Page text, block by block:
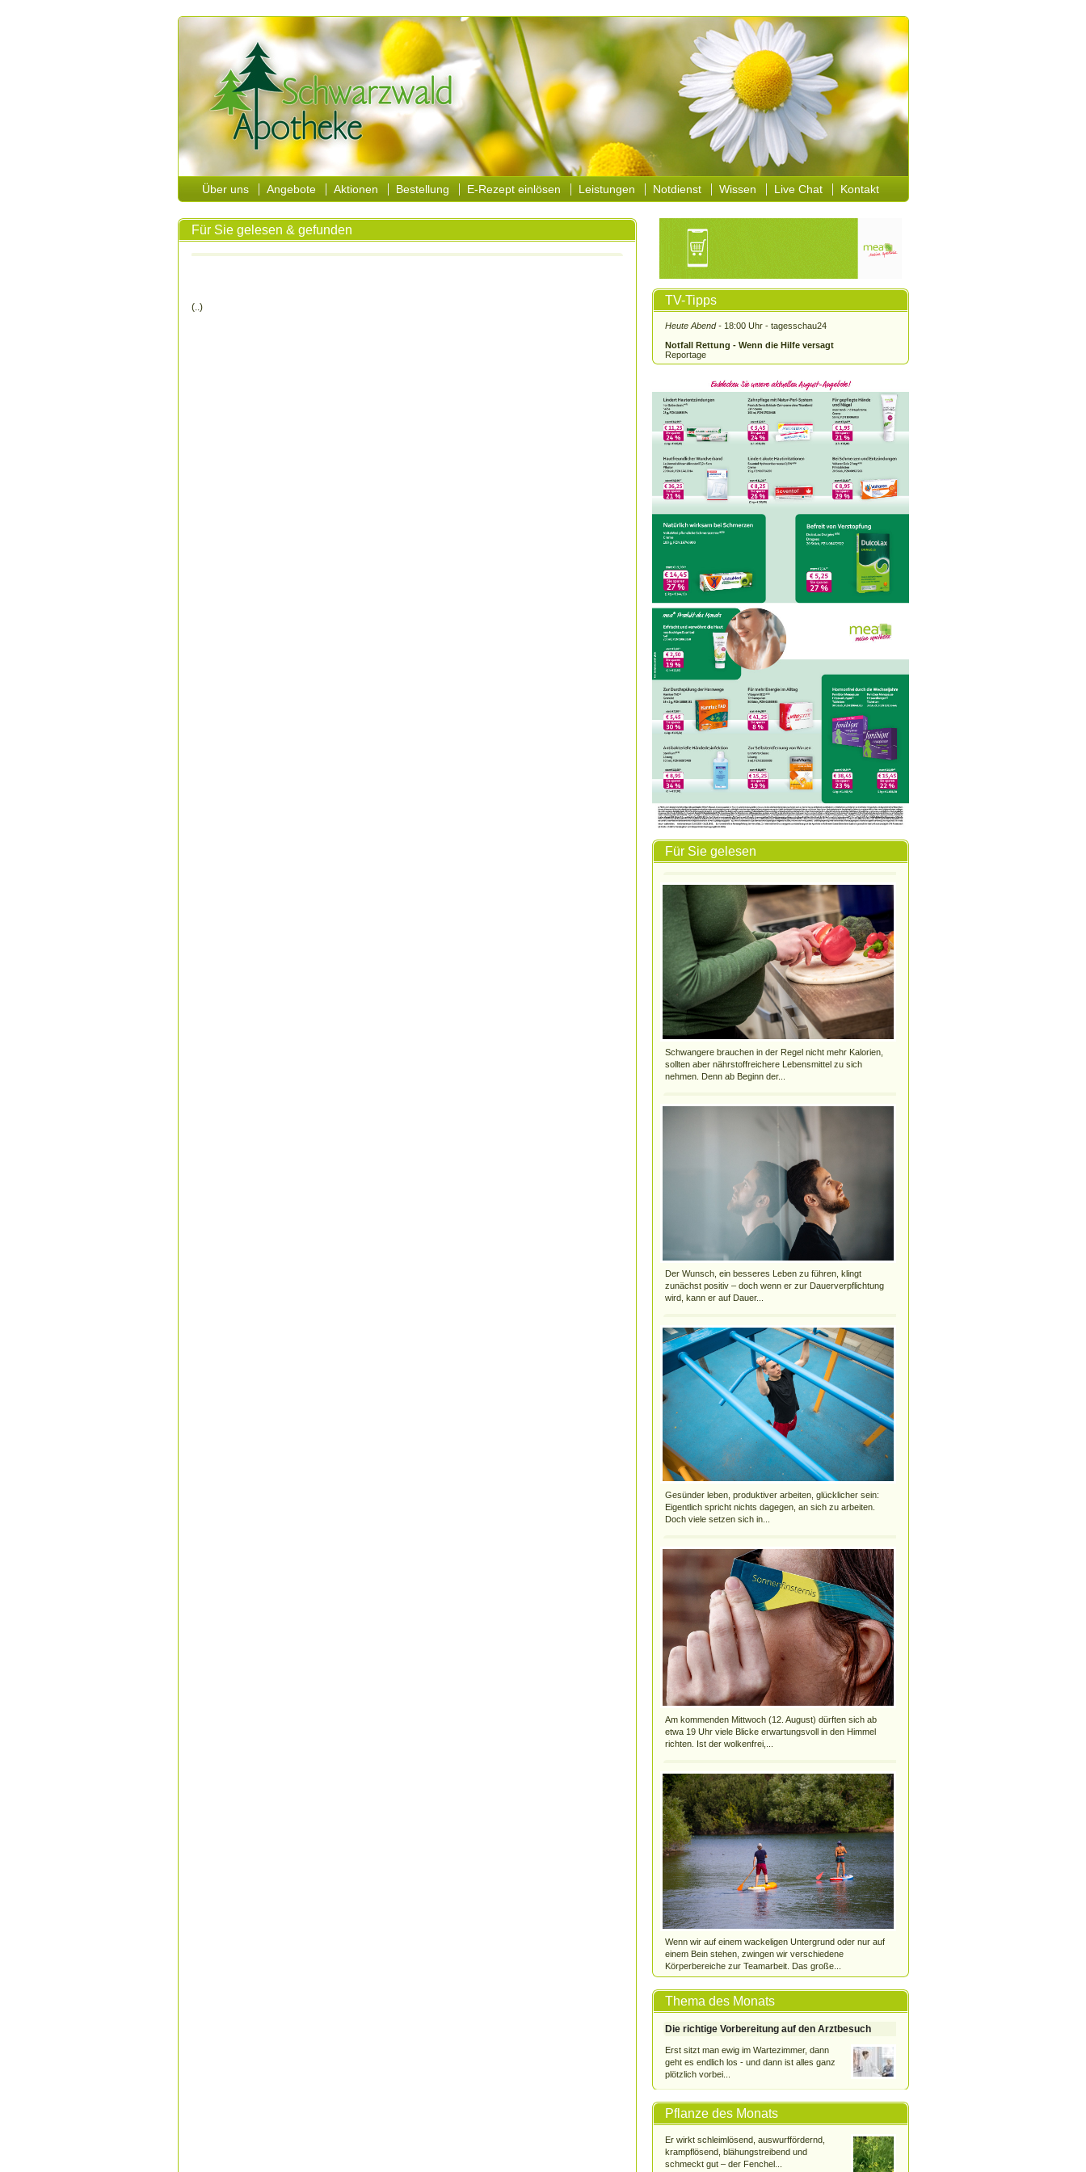
Über uns Angebote Aktionen Bestellung E-Rezept einlösen Leistungen Notdienst Wissen Live Chat Kontakt
Für Sie gelesen & gefunden
(..) TV-Tipps
Heute Abend -18:00 Uhr - tagesschau24
Notfall Rettung - Wenn die Hilfe versagt
Reportage
Für Sie gelesen
Schwangere brauchen in der Regel nicht mehr Kalorien,
sollten aber nährstoffreichere Lebensmittel zu sich
nehmen. Denn ab Beginn der...
Der Wunsch, ein besseres Leben zu führen, klingt
zunächst positiv – doch wenn er zur Dauerverpflichtung
wird, kann er auf Dauer...
Gesünder leben, produktiver arbeiten, glücklicher sein:
Eigentlich spricht nichts dagegen, an sich zu arbeiten.
Doch viele setzen sich in...
Am kommenden Mittwoch (12. August) dürften sich ab
etwa 19 Uhr viele Blicke erwartungsvoll in den Himmel
richten. Ist der wolkenfrei,...
Wenn wir auf einem wackeligen Untergrund oder nur auf
einem Bein stehen, zwingen wir verschiedene
Körperbereiche zur Teamarbeit. Das große...
Thema des Monats
Die richtige Vorbereitung auf den Arztbesuch
Erst sitzt man ewig im Wartezimmer, dann
geht es endlich los - und dann ist alles ganz
plötzlich vorbei...
Pflanze des Monats
Er wirkt schleimlösend, auswurffördernd,
krampflösend, blähungstreibend und
schmeckt gut – der Fenchel...